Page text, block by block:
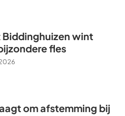
Biddinghuizen wint
fles
om afstemming bij